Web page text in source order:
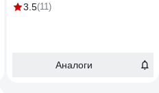
3.5(11)
Аналоги